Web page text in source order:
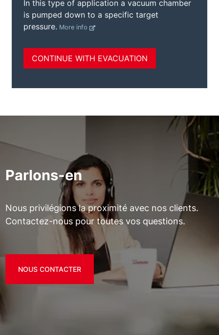
Parlons-en
Nous privilégions la proximité avec nos clients.
Contactez-nous pour toutes vos questions.
NOUS CONTACTER